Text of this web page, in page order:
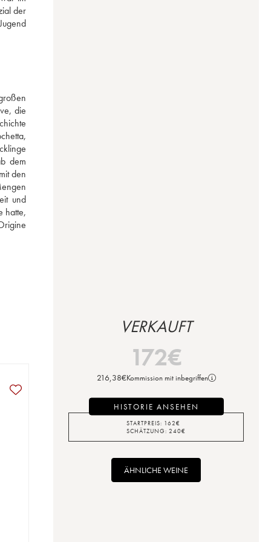
der
die
dem
den
und
hatte,
VERKAUFT
172€
216,38€Kommission mit inbegriffen
HISTORIE ANSEHEN
STARTPREIS: 162€
SCHÄTZUNG: 240€
ÄHNLICHE WEINE